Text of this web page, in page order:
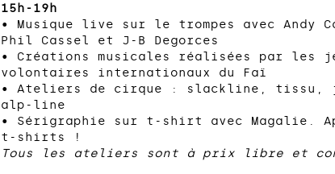
15h-19h
• Musique live sur le trompes avec Andy
Phil Cassel et J-B Degorces
• Créations musicales réalisées par les
volontaires internationaux du Faï
• Ateliers de cirque : slackline, tissu,
alp-line
• Sérigraphie sur t-shirt avec Magalie.
t-shirts !
Tous les ateliers sont à prix libre et